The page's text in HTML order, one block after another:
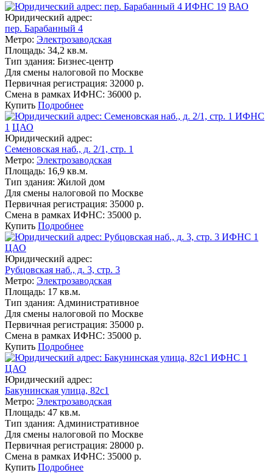
ИФНС 19 ВАО
Юридический адрес:
пер. Барабанный 4
Метро: Электрозаводская
Площадь: 34,2 кв.м.
Тип здания: Бизнес-центр
Для смены налоговой по Москве
Первичная регистрация: 32000 р.
Смена в рамках ИФНС: 36000 р.
Купить Подробнее
ИФНС
1 ЦАО
Юридический адрес:
Семеновская наб., д. 2/1, стр. 1
Метро: Электрозаводская
Площадь: 16,9 кв.м.
Тип здания: Жилой дом
Для смены налоговой по Москве
Первичная регистрация: 35000 р.
Смена в рамках ИФНС: 35000 р.
Купить Подробнее
ИФНС 1
ЦАО
Юридический адрес:
Рубцовская наб., д. 3, стр. 3
Метро: Электрозаводская
Площадь: 17 кв.м.
Тип здания: Административное
Для смены налоговой по Москве
Первичная регистрация: 35000 р.
Смена в рамках ИФНС: 35000 р.
Купить Подробнее
ИФНС 1
ЦАО
Юридический адрес:
Бакунинская улица, 82с1
Метро: Электрозаводская
Площадь: 47 кв.м.
Тип здания: Административное
Для смены налоговой по Москве
Первичная регистрация: 28000 р.
Смена в рамках ИФНС: 35000 р.
Купить Подробнее